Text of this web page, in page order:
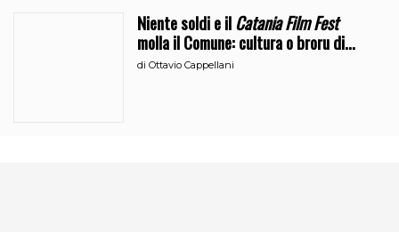
Niente soldi e ilCatania Film Fest
molla il Comune: cultura o broru di
ciciri?
diOttavio Cappellani